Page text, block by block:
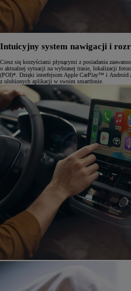
Intuicyjny system nawigacji i
Ciesz się korzyściami płynącymi z posiadania
o aktualnej sytuacji na wybranej trasie, lokalizacji
(POI)*. Dzięki interfejsom Apple CarPlay™ i Android
z ulubionych aplikacji w swoim smartfonie.